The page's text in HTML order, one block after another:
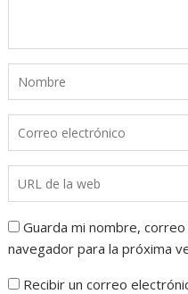
Guarda mi nombre,
navegador para la próxima
Recibir un correo